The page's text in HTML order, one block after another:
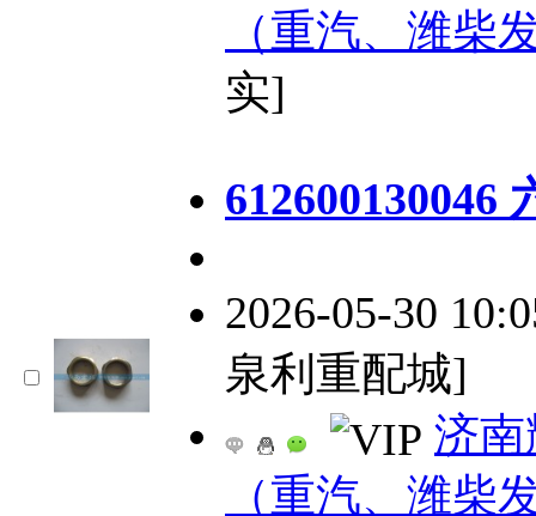
（重汽、潍柴
实]
612600130046
2026-05-30
泉利重配城]
济
（重汽、潍柴